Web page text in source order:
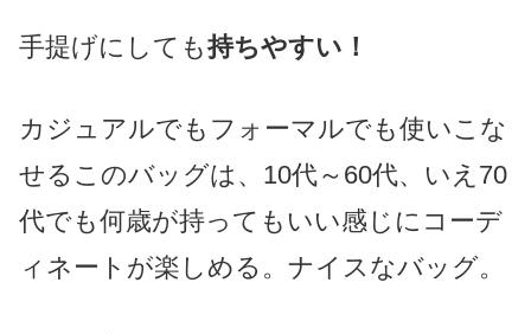
手提げにしても持ちやすい！
カジュアルでもフォーマルでも使いこな
せるこのバッグは、10代～60代、いえ70
代でも何歳が持ってもいい感じにコーデ
ィネートが楽しめる。ナイスなバッグ。